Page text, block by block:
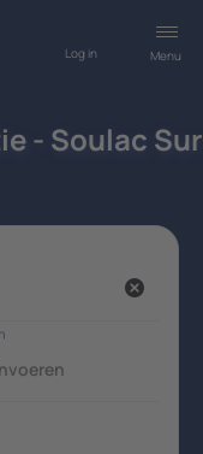
Menu
Log in
- Soulac Sur